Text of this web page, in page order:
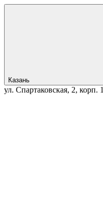
Казань
ул. Спартаковская, 2, корп. 1